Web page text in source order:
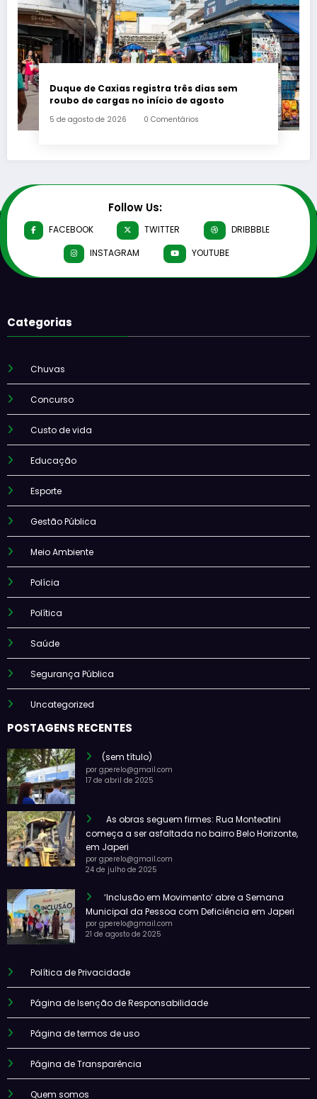
Duque de Caxias registra três dias sem
roubo de cargas no início de agosto
5 de agosto de 2026 0 Comentários
Follow Us:
FACEBOOK TWITTER
DRIBBBLE
INSTAGRAM
YOUTUBE
Categorias
Chuvas
Concurso
Custo de vida
Educação
Esporte
Gestão Pública
Meio Ambiente
Polícia
Política
Saúde
Segurança Pública
Uncategorized
POSTAGENS RECENTES
(sem título)
por gperelo@gmail.com
17 de abril de 2025
As obras seguem firmes: Rua Monteatini
começa a ser asfaltada no bairro Belo Horizonte,
em Japeri
por gperelo@gmail.com
24 de julho de 2025
‘Inclusão em Movimento’ abre a Semana
Municipal da Pessoa com Deficiência em Japeri
por gperelo@gmail.com
21 de agosto de 2025
Política de Privacidade
Página de Isenção de Responsabilidade
Página de termos de uso
Página de Transparência
Quem somos